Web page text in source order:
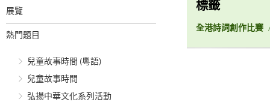
展覽
熱門題目
兒童故事時間 (粵語)
兒童故事時間
弘揚中華文化系列活動
標籤
全港詩詞創作比賽